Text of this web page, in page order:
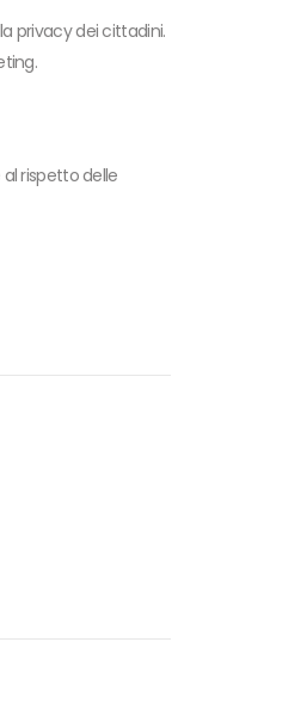
privacy dei cittadini.
rispetto delle